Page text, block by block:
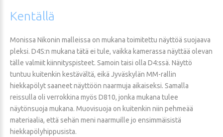
Kentällä
Monissa Nikonin malleissa on mukana toimitettu näyttöä suojaava
pleksi. D4S:n mukana tätä ei tule, vaikka kamerassa näyttää olevan
tälle valmiit kiinnityspisteet. Samoin taisi olla D4:ssä. Näyttö
tuntuu kuitenkin kestävältä, eikä Jyväskylän MM-rallin
hiekkapölyt saaneet näyttöön naarmuja aikaiseksi. Samalla
reissulla oli verrokkina myös D810, jonka mukana tulee
näytönsuoja mukana. Muovisuoja on kuitenkin niin pehmeää
materiaalia, että sehän meni naarmuille jo ensimmäisistä
hiekkapölyhippusista.